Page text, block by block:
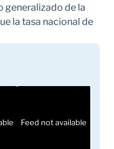
generalizado de la
la tasa nacional de
Feed not available